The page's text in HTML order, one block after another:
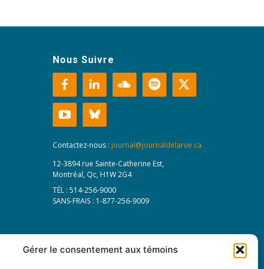
Gérer le consentement aux témoins
Nous Suivre
Contactez-nous : journal@journaldelarue.ca
12-3894 rue Sainte-Catherine Est,
Montréal, Qc, H1W 2G4
TÉL : 514-256-9000
SANS-FRAIS : 1-877-256-9009